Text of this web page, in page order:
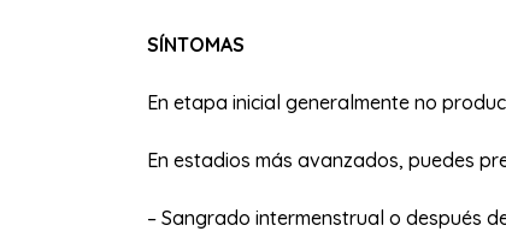
SÍNTOMAS
En etapa inicial generalmente no
En estadios más avanzados, puedes
– Sangrado intermenstrual o después